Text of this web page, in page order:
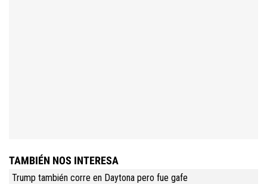
TAMBIÉN NOS INTERESA
Trump también corre en Daytona pero fue gafe